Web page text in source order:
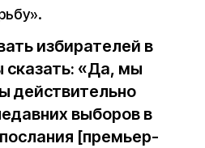
избирателей в
сказать: «Да, мы
действительно
выборов в
[премьер-